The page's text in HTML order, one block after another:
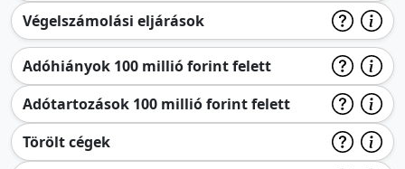
Végelszámolási eljárások
Adóhiányok 100 millió forint felett
Adótartozások 100 millió forint felett
Törölt cégek